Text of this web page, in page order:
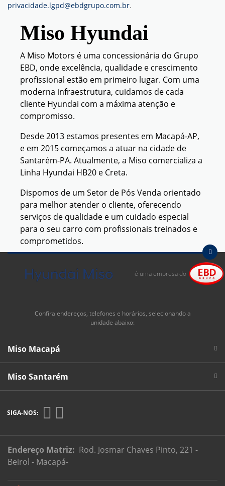
privacidade.lgpd@ebdgrupo.com.br.
Miso Hyundai
A Miso Motors é uma concessionária do Grupo
EBD, onde excelência, qualidade e crescimento
profissional estão em primeiro lugar. Com uma
moderna infraestrutura, cuidamos de cada
cliente Hyundai com a máxima atenção e
compromisso.
Desde 2013 estamos presentes em Macapá-AP,
e em 2015 começamos a atuar na cidade de
Santarém-PA. Atualmente, a Miso comercializa a
Linha Hyundai HB20 e Creta.
Dispomos de um Setor de Pós Venda orientado
para melhor atender o cliente, oferecendo
serviços de qualidade e um cuidado especial
para o seu carro com profissionais treinados e
comprometidos.
forte por um Hyundai!
é uma empresa do
Confira endereços, telefones e horários, selecionando a
unidade abaixo:
Miso Macapá
Miso Santarém
SIGA-NOS:
Endereço Matriz: Rod. Josmar Chaves Pinto, 221 -
Beirol - Macapá-